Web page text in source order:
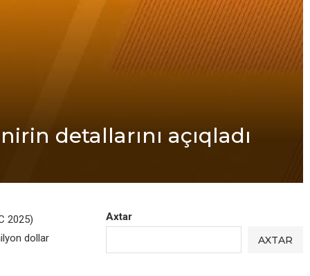
detallarını açıqladı
2025)
dollar
Axtar
AXTAR